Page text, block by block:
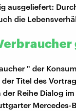
ausgeliefert:
die
" der
Titel des
der Reihe Dialog
Mercedes-